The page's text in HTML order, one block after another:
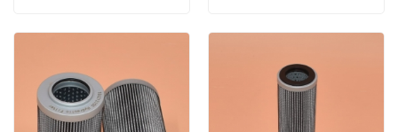
piezas
Compatibilidad:Turbina de
gas industrial de Solar
Turbines.